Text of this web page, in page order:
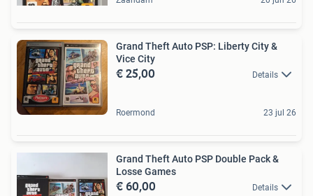
Grand Theft Auto PSP: Liberty City &
Vice City
€ 25,00 Details
Roermond 23 jul 26
Grand Theft Auto PSP Double Pack &
Losse Games
€ 60,00 Details